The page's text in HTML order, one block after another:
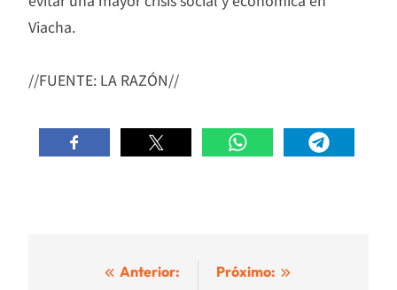
Viacha.
//FUENTE: LA RAZÓN//
Navegación
Anterior:
Próximo: